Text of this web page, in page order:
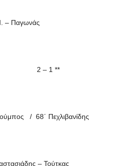
– Παγωνάς
2 – 1 **
/ 68΄ Πεχλιβανίδης
– Τούτκας